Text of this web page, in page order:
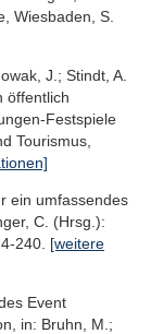
Wiesbaden, S.
J.; Stindt, A.
öffentlich
Festspiele
Tourismus,
ein umfassendes
C. (Hrsg.):
240. [weitere
Event
in: Bruhn, M.;